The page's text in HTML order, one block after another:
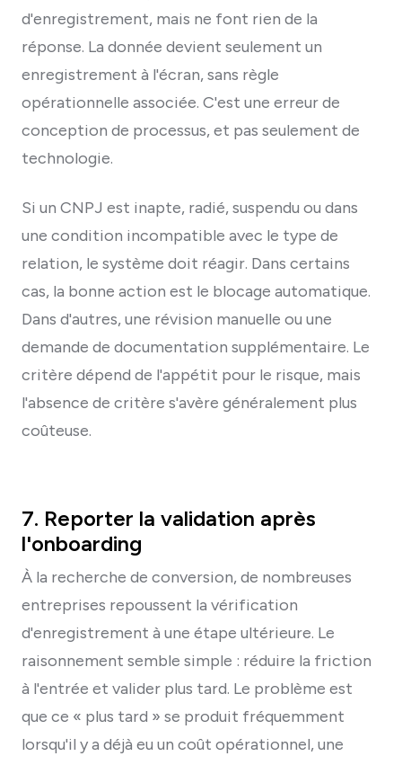
d'enregistrement, mais ne font rien de la
réponse. La donnée devient seulement un
enregistrement à l'écran, sans règle
opérationnelle associée. C'est une erreur de
conception de processus, et pas seulement de
technologie.
Si un CNPJ est inapte, radié, suspendu ou dans
une condition incompatible avec le type de
relation, le système doit réagir. Dans certains
cas, la bonne action est le blocage automatique.
Dans d'autres, une révision manuelle ou une
demande de documentation supplémentaire. Le
critère dépend de l'appétit pour le risque, mais
l'absence de critère s'avère généralement plus
coûteuse.
7. Reporter la validation après
l'onboarding
À la recherche de conversion, de nombreuses
entreprises repoussent la vérification
d'enregistrement à une étape ultérieure. Le
raisonnement semble simple : réduire la friction
à l'entrée et valider plus tard. Le problème est
que ce « plus tard » se produit fréquemment
lorsqu'il y a déjà eu un coût opérationnel, une